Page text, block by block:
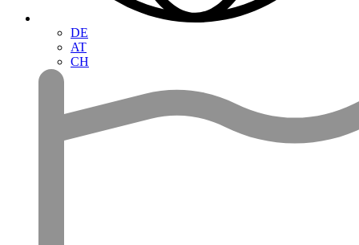
DE
AT
CH